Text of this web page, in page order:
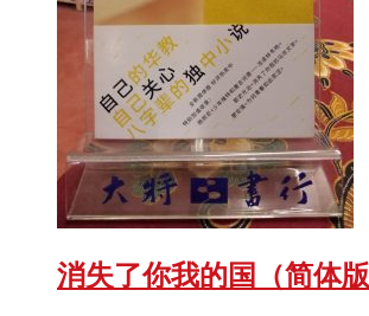
消失了你我的国（简体版